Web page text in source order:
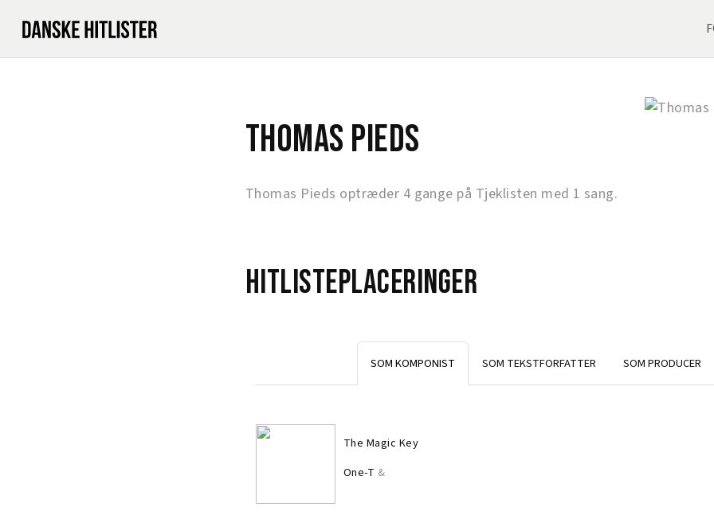
Thomas Pieds
Thomas Pieds optræder 4 gange på Tjeklisten med 1 sang.
Hitlisteplaceringer
SOM KOMPONIST SOM TEKSTFORFATTER SOM PRODUCER
The Magic Key
One-T &